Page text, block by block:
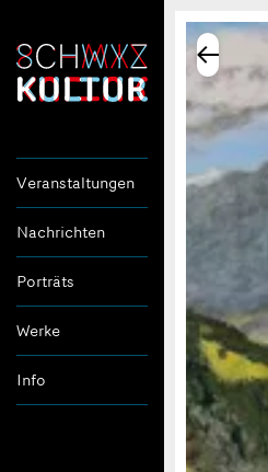
Veranstaltungen
Nachrichten
Porträts
Werke
Info